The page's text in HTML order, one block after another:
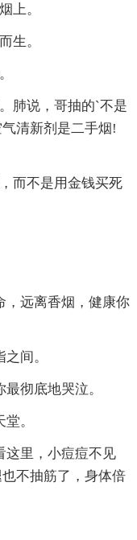
上。
生。
肺说，哥抽的`不是
清新剂是二手烟!
而不是用金钱买死
，远离香烟，健康你
间。
彻底地哭泣。
。
这里，小痘痘不见
不抽筋了，身体倍